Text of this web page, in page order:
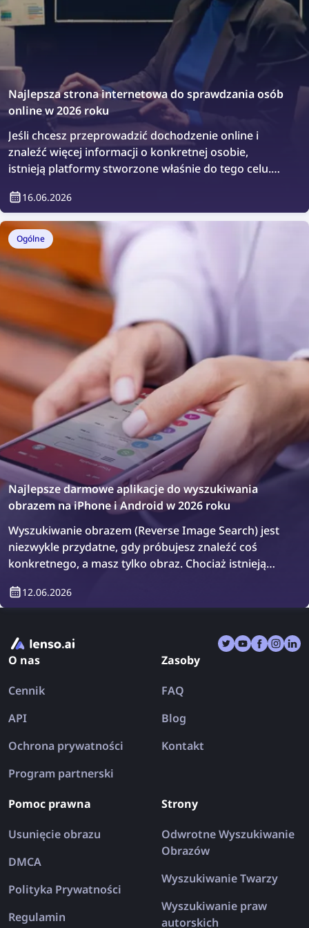
Najlepsza strona internetowa do sprawdzania osób
online w 2026 roku
Jeśli chcesz przeprowadzić dochodzenie online i
znaleźć więcej informacji o konkretnej osobie,
istnieją platformy stworzone właśnie do tego celu.
sprawdzania osób online.
16.06.2026
Ogólne
Najlepsze darmowe aplikacje do wyszukiwania
obrazem na iPhone i Android w 2026 roku
Wyszukiwanie obrazem (Reverse Image Search) jest
niezwykle przydatne, gdy próbujesz znaleźć coś
konkretnego, a masz tylko obraz. Chociaż istnieją
lenso.ai, TinEye i Copyseeker, dostępne są również
aplikacje, które łączą wiele narzędzi w jednym
wyszukiwania obrazem na iPhone i Android w 2026
roku.
12.06.2026
O nas
Cennik
API
Ochrona prywatności
Program partnerski
Zasoby
FAQ
Blog
Kontakt
Pomoc prawna
Usunięcie obrazu
DMCA
Polityka Prywatności
Regulamin
Strony
Odwrotne Wyszukiwanie
Obrazów
Wyszukiwanie Twarzy
Wyszukiwanie praw
autorskich